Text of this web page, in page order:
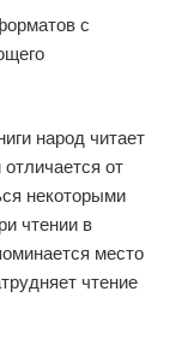
с
народ читает
от
некоторыми
чтении в
место
чтение